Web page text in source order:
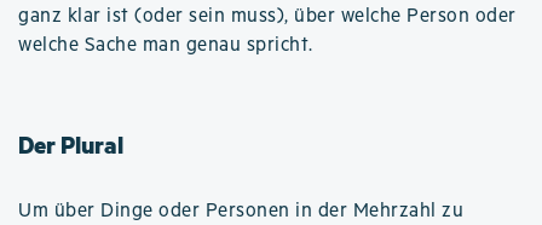
ganz klar ist (oder sein muss), über welche Person oder
welche Sache man genau spricht.
Der Plural
Um über Dinge oder Personen in der Mehrzahl zu